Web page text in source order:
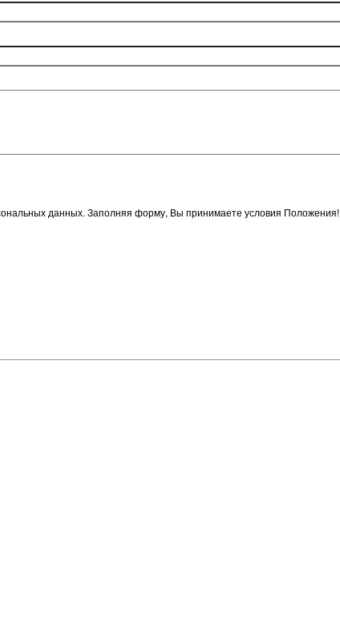
данных. Заполняя форму, Вы принимаете условия Положения!